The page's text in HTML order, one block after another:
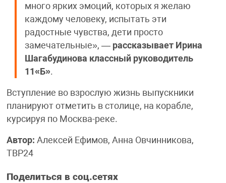
много ярких эмоций, которых я желаю
каждому человеку, испытать эти
радостные чувства, дети просто
замечательные», — рассказывает Ирина
Шагабудинова классный руководитель
11«Б».
Вступление во взрослую жизнь выпускники
планируют отметить в столице, на корабле,
курсируя по Москва-реке.
Автор: Алексей Ефимов, Анна Овчинникова,
ТВР24
Поделиться в соц.сетях